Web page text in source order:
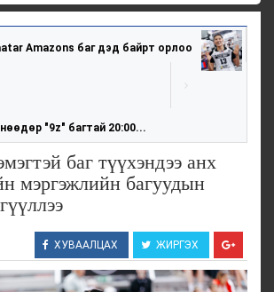
Amazons баг дэд байрт орлоо
"9z" багтай 20:00...
баг түүхэндээ анх
мэргэжлийн багуудын
ХУВААЛЦАХ ЖИРГЭХ